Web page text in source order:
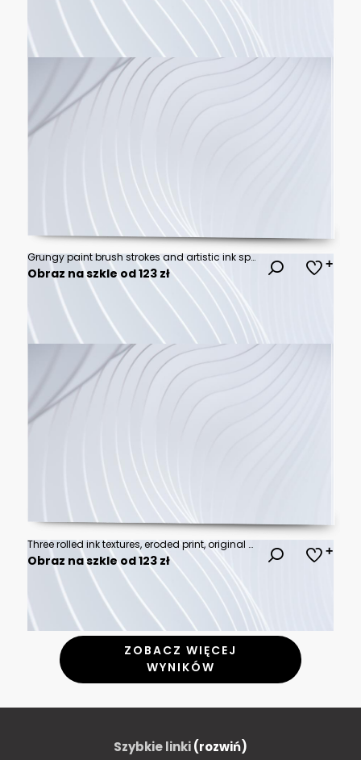
Grungy paint brush strokes and artistic ink splatters with smears and stains. Ink paint splashes with drips, blot drops, dry brush marks, rough round frames. Vector illustration
Obraz na szkle od 123 zł
Three rolled ink textures, eroded print, original scans.
Obraz na szkle od 123 zł
ZOBACZ WIĘCEJ
WYNIKÓW
Szybkie linki(rozwiń)